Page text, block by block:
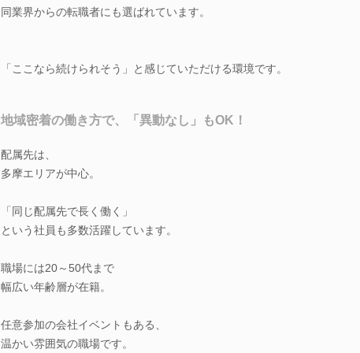
同業界からの転職者にも選ばれています。
「ここなら続けられそう」と感じていただける環境です。
地域密着の働き方で、「異動なし」もOK！
配属先は、
多摩エリアが中心。
「同じ配属先で長く働く」
という社員も多数活躍しています。
職場には20～50代まで
幅広い年齢層が在籍。
任意参加の会社イベントもある、
温かい雰囲気の職場です。